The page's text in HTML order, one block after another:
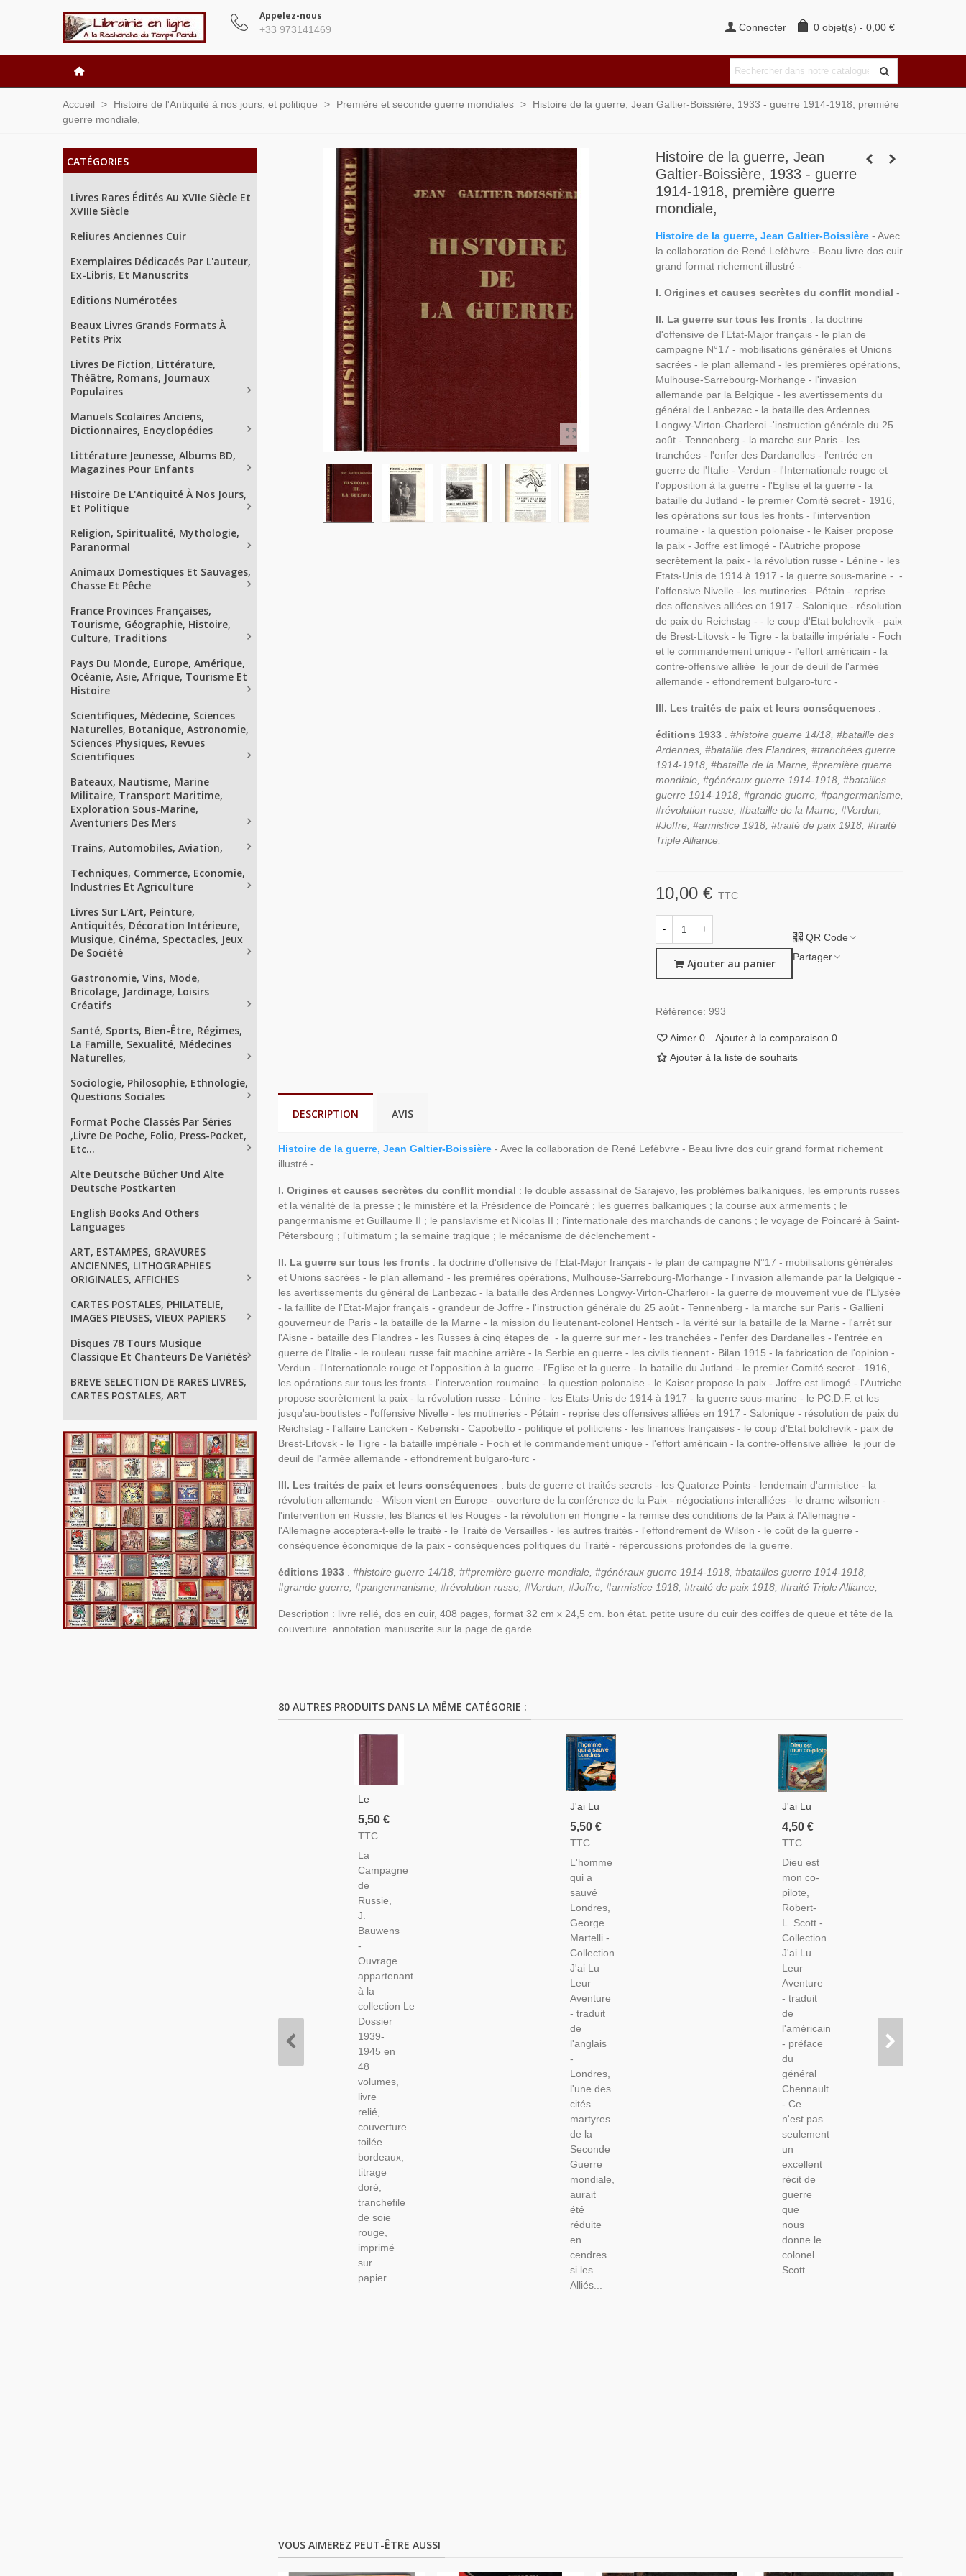
Appelez-nous
+33 973141469 Connecter 0 objet(s) - 0,00 €
Accueil > Histoire de l'Antiquité à nos jours, et politique > Première et seconde guerre mondiales >
Histoire de la guerre, Jean Galtier-Boissière, 1933 - guerre 1914-1918, première
guerre mondiale,
CATÉGORIES
Livres Rares Édités Au XVIIe Siècle Et
XVIIIe Siècle
Reliures Anciennes Cuir
Exemplaires Dédicacés Par L'auteur,
Ex-Libris, Et Manuscrits
Editions Numérotées
Beaux Livres Grands Formats À
Petits Prix
Livres De Fiction, Littérature,
Théâtre, Romans, Journaux
Populaires
Manuels Scolaires Anciens,
Dictionnaires, Encyclopédies
Littérature Jeunesse, Albums BD,
Magazines Pour Enfants
Histoire De L'Antiquité À Nos Jours,
Et Politique
Religion, Spiritualité, Mythologie,
Paranormal
Animaux Domestiques Et Sauvages,
Chasse Et Pêche
France Provinces Françaises,
Tourisme, Géographie, Histoire,
Culture, Traditions
Pays Du Monde, Europe, Amérique,
Océanie, Asie, Afrique, Tourisme Et
Histoire
Scientifiques, Médecine, Sciences
Naturelles, Botanique, Astronomie,
Sciences Physiques, Revues
Scientifiques
Bateaux, Nautisme, Marine
Militaire, Transport Maritime,
Exploration Sous-Marine,
Aventuriers Des Mers
Trains, Automobiles, Aviation,
Techniques, Commerce, Economie,
Industries Et Agriculture
Livres Sur L'Art, Peinture,
Antiquités, Décoration Intérieure,
Musique, Cinéma, Spectacles, Jeux
De Société
Gastronomie, Vins, Mode,
Bricolage, Jardinage, Loisirs
Créatifs
Santé, Sports, Bien-Être, Régimes,
La Famille, Sexualité, Médecines
Naturelles,
Sociologie, Philosophie, Ethnologie,
Questions Sociales
Format Poche Classés Par Séries
,Livre De Poche, Folio, Press-Pocket,
Etc...
Alte Deutsche Bücher Und Alte
Deutsche Postkarten
English Books And Others
Languages
ART, ESTAMPES, GRAVURES
ANCIENNES, LITHOGRAPHIES
ORIGINALES, AFFICHES
CARTES POSTALES, PHILATELIE,
IMAGES PIEUSES, VIEUX PAPIERS
Disques 78 Tours Musique
Classique Et Chanteurs De Variétés
BREVE SELECTION DE RARES LIVRES,
CARTES POSTALES, ART
Histoire de la guerre, Jean
Galtier-Boissière, 1933 - guerre
1914-1918, première guerre
mondiale,
Histoire de la guerre, Jean Galtier-Boissière- Avec
la collaboration de René Lefèbvre - Beau livre dos cuir
grand format richement illustré -
I. Origines et causes secrètes du conflit mondial -
II. La guerre sur tous les fronts : la doctrine
d'offensive de l'Etat-Major français - le plan de
campagne N°17 - mobilisations générales et Unions
sacrées - le plan allemand - les premières opérations,
Mulhouse-Sarrebourg-Morhange - l'invasion
allemande par la Belgique - les avertissements du
général de Lanbezac - la bataille des Ardennes
Longwy-Virton-Charleroi -'instruction générale du 25
août - Tennenberg - la marche sur Paris - les
tranchées - l'enfer des Dardanelles - l'entrée en
guerre de l'Italie - Verdun - l'Internationale rouge et
l'opposition à la guerre - l'Eglise et la guerre - la
bataille du Jutland - le premier Comité secret - 1916,
les opérations sur tous les fronts - l'intervention
roumaine - la question polonaise - le Kaiser propose
la paix - Joffre est limogé - l'Autriche propose
secrètement la paix - la révolution russe - Lénine - les
Etats-Unis de 1914 à 1917 - la guerre sous-marine - -
l'offensive Nivelle - les mutineries - Pétain - reprise
des offensives alliées en 1917 - Salonique - résolution
de paix du Reichstag - - le coup d'Etat bolchevik - paix
de Brest-Litovsk - le Tigre - la bataille impériale - Foch
et le commandement unique - l'effort américain - la
contre-offensive alliée le jour de deuil de l'armée
allemande - effondrement bulgaro-turc -
III. Les traités de paix et leurs conséquences :
éditions 1933
#histoire guerre 14/18, #bataille des
Ardennes, #bataille des Flandres, #tranchées guerre
1914-1918, #bataille de la Marne, #première guerre
mondiale, #généraux guerre 1914-1918, #batailles
guerre 1914-1918, #grande guerre, #pangermanisme,
#révolution russe, #bataille de la Marne, #Verdun,
#Joffre, #armistice 1918, #traité de paix 1918, #traité
Triple Alliance,
10,00 € TTC
- +
Ajouter au panier
QR Code
Partager
Référence: 993
Aimer 0 Ajouter à la comparaison 0
Ajouter à la liste de souhaits
DESCRIPTION AVIS
Histoire de la guerre, Jean Galtier-Boissière - Avec la collaboration de René Lefèbvre - Beau livre dos cuir grand format richement
illustré -
I. Origines et causes secrètes du conflit mondial : le double assassinat de Sarajevo, les problèmes balkaniques, les emprunts russes
et la vénalité de la presse ; le ministère et la Présidence de Poincaré ; les guerres balkaniques ; la course aux armements ; le
pangermanisme et Guillaume II ; le panslavisme et Nicolas II ; l'internationale des marchands de canons ; le voyage de Poincaré à Saint-
Pétersbourg ; l'ultimatum ; la semaine tragique ; le mécanisme de déclenchement -
II. La guerre sur tous les fronts : la doctrine d'offensive de l'Etat-Major français - le plan de campagne N°17 - mobilisations générales
et Unions sacrées - le plan allemand - les premières opérations, Mulhouse-Sarrebourg-Morhange - l'invasion allemande par la Belgique -
les avertissements du général de Lanbezac - la bataille des Ardennes Longwy-Virton-Charleroi - la guerre de mouvement vue de l'Elysée
- la faillite de l'Etat-Major français - grandeur de Joffre - l'instruction générale du 25 août - Tennenberg - la marche sur Paris - Gallieni
gouverneur de Paris - la bataille de la Marne - la mission du lieutenant-colonel Hentsch - la vérité sur la bataille de la Marne - l'arrêt sur
l'Aisne - bataille des Flandres - les Russes à cinq étapes de - la guerre sur mer - les tranchées - l'enfer des Dardanelles - l'entrée en
guerre de l'Italie - le rouleau russe fait machine arrière - la Serbie en guerre - les civils tiennent - Bilan 1915 - la fabrication de l'opinion -
Verdun - l'Internationale rouge et l'opposition à la guerre - l'Eglise et la guerre - la bataille du Jutland - le premier Comité secret - 1916,
les opérations sur tous les fronts - l'intervention roumaine - la question polonaise - le Kaiser propose la paix - Joffre est limogé - l'Autriche
propose secrètement la paix - la révolution russe - Lénine - les Etats-Unis de 1914 à 1917 - la guerre sous-marine - le PC.D.F. et les
jusqu'au-boutistes - l'offensive Nivelle - les mutineries - Pétain - reprise des offensives alliées en 1917 - Salonique - résolution de paix du
Reichstag - l'affaire Lancken - Kebenski - Capobetto - politique et politiciens - les finances françaises - le coup d'Etat bolchevik - paix de
Brest-Litovsk - le Tigre - la bataille impériale - Foch et le commandement unique - l'effort américain - la contre-offensive alliée le jour de
deuil de l'armée allemande - effondrement bulgaro-turc -
III. Les traités de paix et leurs conséquences : buts de guerre et traités secrets - les Quatorze Points - lendemain d'armistice - la
révolution allemande - Wilson vient en Europe - ouverture de la conférence de la Paix - négociations interalliées - le drame wilsonien -
l'intervention en Russie, les Blancs et les Rouges - la révolution en Hongrie - la remise des conditions de la Paix à l'Allemagne -
l'Allemagne acceptera-t-elle le traité - le Traité de Versailles - les autres traités - l'effondrement de Wilson - le coût de la guerre -
conséquence économique de la paix - conséquences politiques du Traité - répercussions profondes de la guerre.
éditions 1933 . #histoire guerre 14/18, ##première guerre mondiale, #généraux guerre 1914-1918, #batailles guerre 1914-1918,
#grande guerre, #pangermanisme, #révolution russe, #Verdun, #Joffre, #armistice 1918, #traité de paix 1918, #traité Triple Alliance,
Description : livre relié, dos en cuir, 408 pages, format 32 cm x 24,5 cm. bon état. petite usure du cuir des coiffes de queue et tête de la
couverture. annotation manuscrite sur la page de garde.
80 AUTRES PRODUITS DANS LA MÊME CATÉGORIE :
Le
Dossier
1939-
Campagne
De
Russie,
Bauwens,
1968 -
2e
Guerre
Mondiale,
Livres
De
Collection
5,50 €
TTC
La
Campagne
de
Russie,
J.
Bauwens
-
Ouvrage
appartenant
à la
collection Le
Dossier
1939-
1945 en
48
volumes,
livre
relié,
couverture
toilée
bordeaux,
titrage
doré,
tranchefile
de soie
rouge,
imprimé
sur
papier...
J'ai Lu
Leur
Aventure,
Qui A
Sauvé
Londres,
George
Martelli,
1972 -,
2e
Guerre
Mondiale,
Rampes
De
Lancement
V1
5,50 €
TTC
L'homme
qui a
sauvé
Londres,
George
Martelli -
Collection
J'ai Lu
Leur
Aventure
- traduit
de
l'anglais
-
Londres,
l'une des
cités
martyres
de la
Seconde
Guerre
mondiale,
aurait
été
réduite
en
cendres
si les
Alliés...
J'ai Lu
Leur
Aventure,
Mon Co-
Pilote,
Robert-
L. Scott,
1964 -,
2e
Guerre
Mondiale,
Aviation
Militaire,
4,50 €
TTC
Dieu est
mon co-
pilote,
Robert-
L. Scott -
Collection
J'ai Lu
Leur
Aventure
- traduit
de
l'américain
- préface
du
général
Chennault
- Ce
n'est pas
seulement
un
excellent
récit de
guerre
que
nous
donne le
colonel
Scott...
VOUS AIMEREZ PEUT-ÊTRE AUSSI